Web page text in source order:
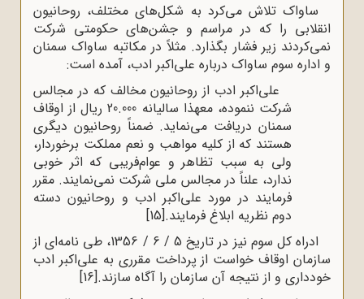
ساواک تلاش می‌کرد به شکل‌های مختلف، روحانیون
انقلابی را که در مراسم و جشن‌های حکومتی شرکت
نمی‌کردند زیر فشار بگذارد. مثلاً در مکاتبه ساواک سمنان
و اداره سوم ساواک درباره علی‌اکبر ادب، آمده است:
علی‌اکبر ادب از روحانیون مخالف که در مجالس
شرکت ننموده، معهذا سالیانه 20.000 ریال از اوقاف
سمنان دریافت می‌نماید. ضمناً روحانیون دیگری
هستند که از کلیه مواهب و نعم مملکت برخوردار،
ولی به سبب تظاهر و عوام‌فریبی که اثر خوبی
ندارد، علناً در مجالس ملی شرکت نمی‌نمایند. مقرر
فرمایند در مورد علی‌اکبر ادب و روحانیون دسته
دوم نظریه ابلاغ فرمایند.[15]
ادراه کل سوم نیز در تاریخ 5 / 6 / 1356، طی نامه‌ای از
سازمان اوقاف خواست از پرداخت مقرری به علی‌اکبر ادب
خودداری و از نتیجه آن سازمان را آگاه سازند.[16]